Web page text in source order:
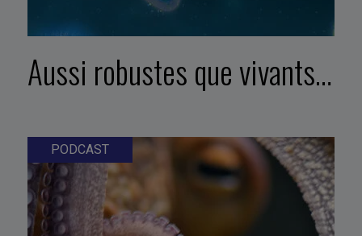
Aussi robustes que vivants…
PODCAST